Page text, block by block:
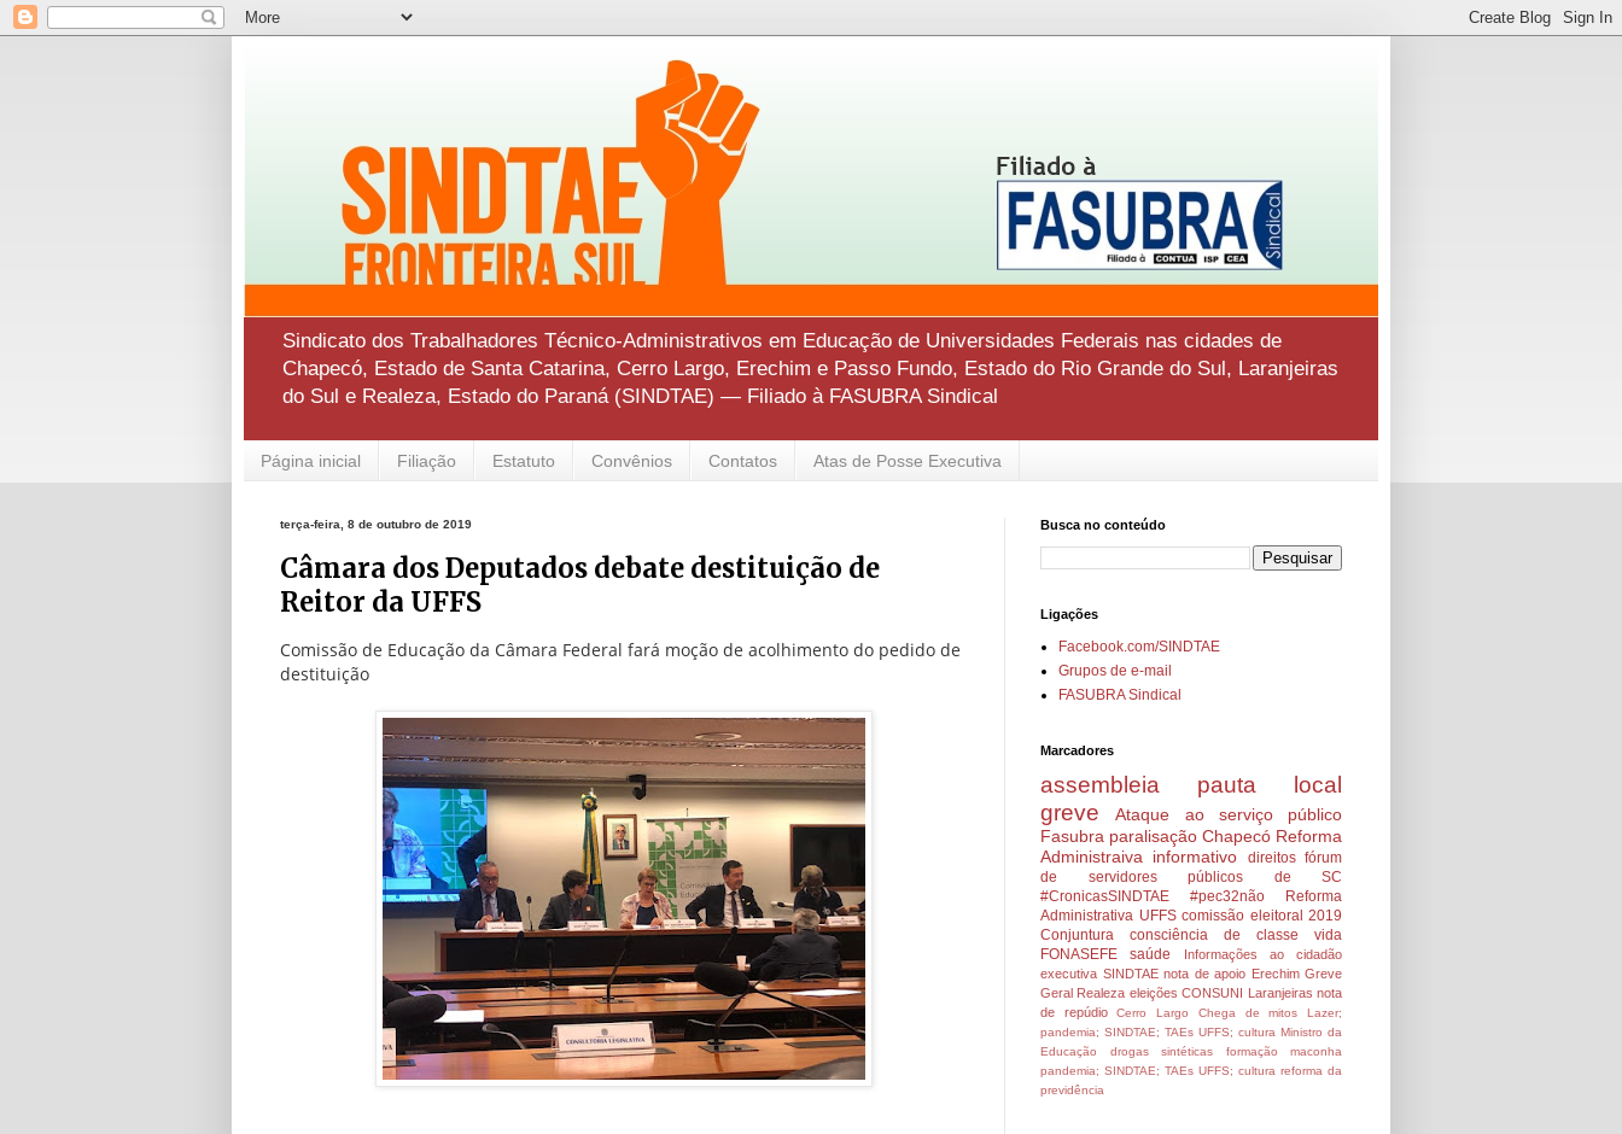
Sindicato dos Trabalhadores Técnico-Administrativos em Educação de Universidades Federais nas cidades de
Chapecó, Estado de Santa Catarina, Cerro Largo, Erechim e Passo Fundo, Estado do Rio Grande do Sul, Laranjeiras
do Sul e Realeza, Estado do Paraná (SINDTAE) — Filiado à FASUBRA Sindical
Página inicial Filiação Estatuto Convênios Contatos Atas de Posse Executiva
terça-feira, 8 de outubro de 2019
Câmara dos Deputados debate destituição de
Reitor da UFFS
Comissão de Educação da Câmara Federal fará moção de acolhimento do pedido de
destituição
Busca no conteúdo
Ligações
Facebook.com/SINDTAE
Grupos de e-mail
FASUBRA Sindical
Marcadores
assembleia
pauta local
greve
Ataque ao serviço público
Fasubra paralisação Chapecó Reforma
Administraiva
informativo direitos fórum
de servidores públicos de SC
#CronicasSINDTAE
#pec32não
Reforma
Administrativa UFFS comissão eleitoral 2019
Conjuntura
consciência de classe
vida
FONASEFE
saúde
Informações ao cidadão
executiva SINDTAE nota de apoio Erechim Greve
Geral Realeza eleições CONSUNI Laranjeiras nota
de repúdio
Cerro Largo Chega de mitos
Lazer;
pandemia; SINDTAE; TAEs UFFS; cultura Ministro da
Educação
drogas sintéticas formação
maconha
pandemia; SINDTAE; TAEs UFFS; cultura reforma da
previdência